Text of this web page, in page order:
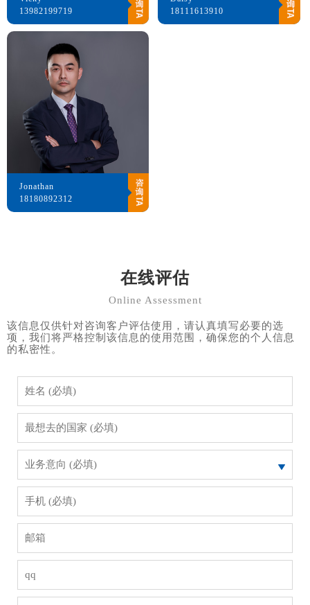
13982199719
18111613910
Jonathan
18180892312
在线评估
Online Assessment
该信息仅供针对咨询客户评估使用，请认真填写必要的选
项，我们将严格控制该信息的使用范围，确保您的个人信息
的私密性。